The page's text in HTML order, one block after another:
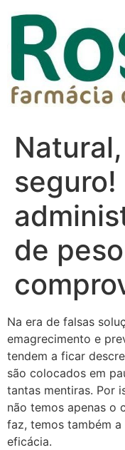
de peso
Na era de falsas
emagrecimento e
tendem a ficar
são colocados em
tantas mentiras. Por
não temos apenas o
faz, temos também
eficácia.